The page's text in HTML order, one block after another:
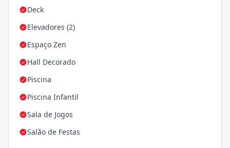
Deck
Elevadores (2)
Espaço Zen
Hall Decorado
Piscina
Piscina Infantil
Sala de Jogos
Salão de Festas